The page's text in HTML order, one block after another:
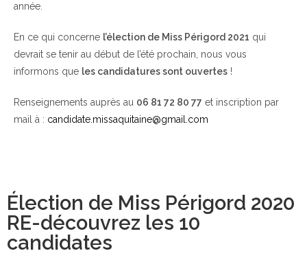
année.
En ce qui concerne l’élection de Miss Périgord 2021 qui
devrait se tenir au début de l’été prochain, nous vous
informons que les candidatures sont ouvertes !
Renseignements auprès au 06 81 72 80 77 et inscription par
mail à : candidate.missaquitaine@gmail.com
Élection de Miss Périgord 2020
RE-découvrez les 10
candidates